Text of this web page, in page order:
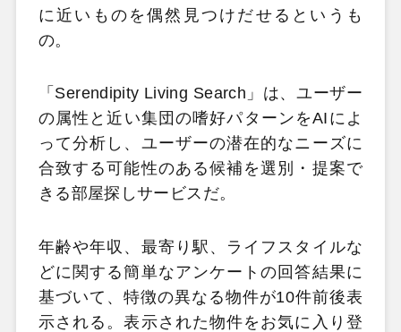
に近いものを偶然見つけだせるというも
の。
「Serendipity Living Search」は、ユーザー
の属性と近い集団の嗜好パターンをAIによ
って分析し、ユーザーの潜在的なニーズに
合致する可能性のある候補を選別・提案で
きる部屋探しサービスだ。
年齢や年収、最寄り駅、ライフスタイルな
どに関する簡単なアンケートの回答結果に
基づいて、特徴の異なる物件が10件前後表
示される。表示された物件をお気に入り登